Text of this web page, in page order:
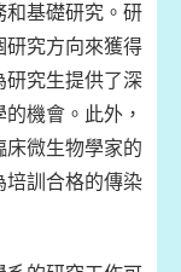
和基礎研究。研
研究方向來獲得
研究生提供了深
機會。此外，
微生物學家的
培訓合格的傳染